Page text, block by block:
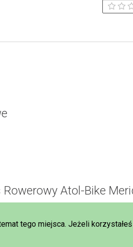
Rowerowy Atol-Bike
tego miejsca. Jeżeli